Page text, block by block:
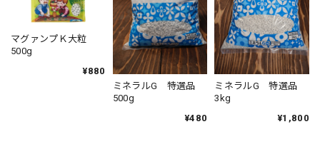
マグァンプＫ大粒
500g
¥880
ミネラルG 特選品
500g
¥480
ミネラルG 特選品
3kg
¥1,800